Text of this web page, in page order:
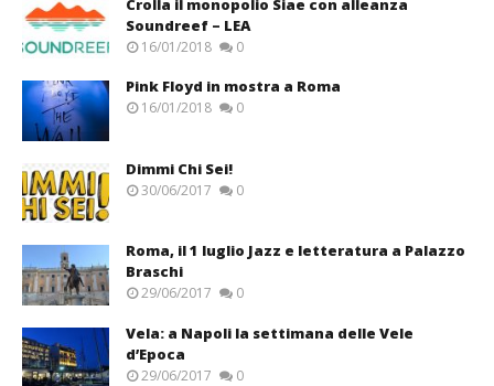
Soundreef – LEA
16/01/2018 0
Pink Floyd in mostra a Roma
16/01/2018 0
Dimmi Chi Sei!
30/06/2017 0
Roma, il 1 luglio Jazz e letteratura a Palazzo
Braschi
29/06/2017 0
Vela: a Napoli la settimana delle Vele
d’Epoca
29/06/2017 0